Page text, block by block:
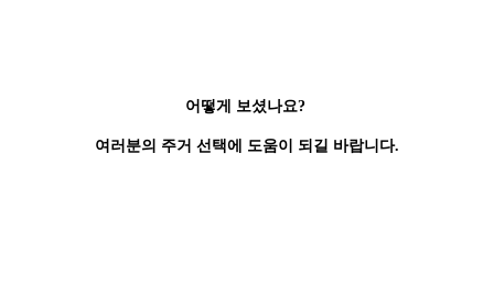
어떻게 보셨나요?
여러분의 주거 선택에 도움이 되길 바랍니다.